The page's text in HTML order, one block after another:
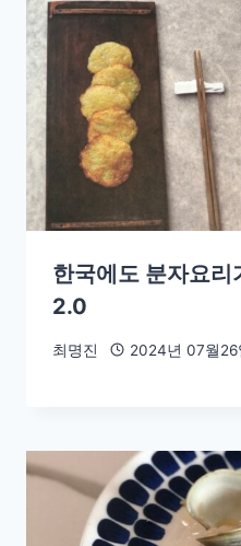
한국에도 분자요리
2.0
최명진 2024년 07월26